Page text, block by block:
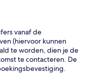
vanaf de
(hiervoor kunnen
te worden, dien je de
te contacteren. De